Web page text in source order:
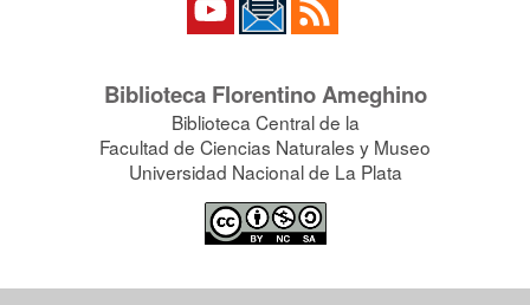
Biblioteca Florentino Ameghino
Biblioteca Central de la
Facultad de Ciencias Naturales y Museo
Universidad Nacional de La Plata